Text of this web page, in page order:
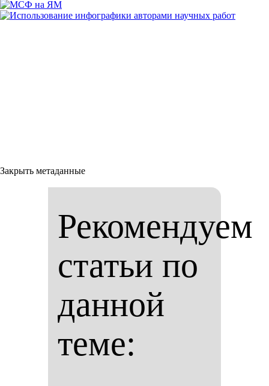
Закрыть метаданные
Рекомендуем
статьи по
данной
теме: